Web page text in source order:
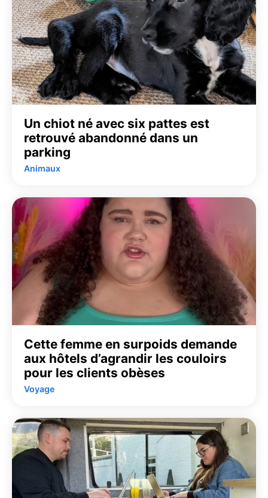
Un chiot né avec six pattes est
retrouvé abandonné dans un
parking
Animaux
Cette femme en surpoids demande
aux hôtels d’agrandir les couloirs
pour les clients obèses
Voyage